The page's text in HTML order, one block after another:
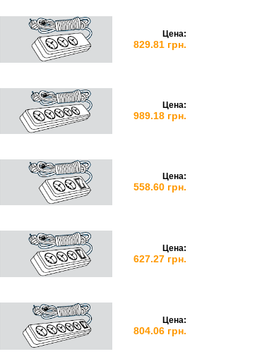
Цена:
829.81 грн.
Цена:
989.18 грн.
Цена:
558.60 грн.
Цена:
627.27 грн.
Цена:
804.06 грн.